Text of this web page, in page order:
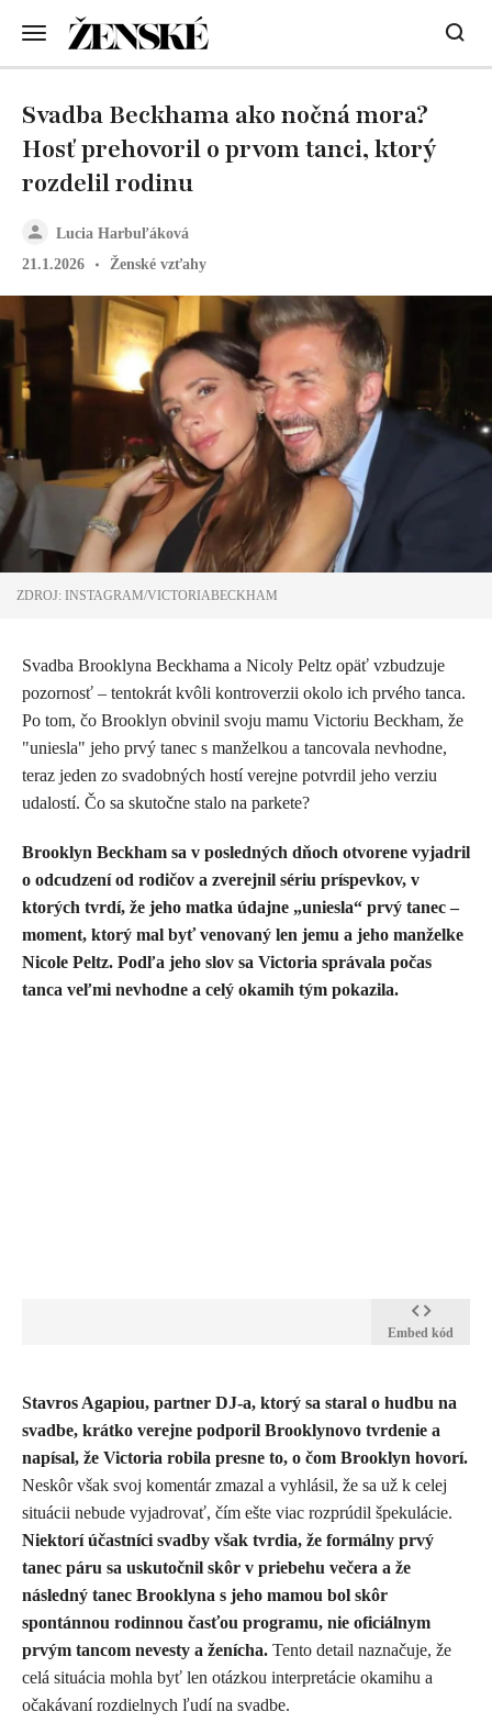
Lucia Harbuľáková
21.1.2026
Ženské vzťahy
Svadba Beckhama ako nočná mora?
Hosť prehovoril o prvom tanci, ktorý
rozdelil rodinu
ZDROJ: INSTAGRAM/VICTORIABECKHAM
Svadba Brooklyna Beckhama a Nicoly Peltz opäť vzbudzuje
pozornosť – tentokrát kvôli kontroverzii okolo ich prvého tanca.
Po tom, čo Brooklyn obvinil svoju mamu Victoriu Beckham, že
"uniesla" jeho prvý tanec s manželkou a tancovala nevhodne,
teraz jeden zo svadobných hostí verejne potvrdil jeho verziu
udalostí. Čo sa skutočne stalo na parkete?
Brooklyn Beckham sa v posledných dňoch otvorene vyjadril
o odcudzení od rodičov a zverejnil sériu príspevkov, v
ktorých tvrdí, že jeho matka údajne „uniesla“ prvý tanec –
moment, ktorý mal byť venovaný len jemu a jeho manželke
Nicole Peltz. Podľa jeho slov sa Victoria správala počas
tanca veľmi nevhodne a celý okamih tým pokazila.
Embed kód
Stavros Agapiou, partner DJ-a, ktorý sa staral o hudbu na
svadbe, krátko verejne podporil Brooklynovo tvrdenie a
napísal, že Victoria robila presne to, o čom Brooklyn hovorí.
Neskôr však svoj komentár zmazal a vyhlásil, že sa už k celej
situácii nebude vyjadrovať, čím ešte viac rozprúdil špekulácie.
Niektorí účastníci svadby však tvrdia, že formálny prvý
tanec páru sa uskutočnil skôr v priebehu večera a že
následný tanec Brooklyna s jeho mamou bol skôr
spontánnou rodinnou časťou programu, nie oficiálnym
prvým tancom nevesty a ženícha. Tento detail naznačuje, že
celá situácia mohla byť len otázkou interpretácie okamihu a
očakávaní rozdielnych ľudí na svadbe.